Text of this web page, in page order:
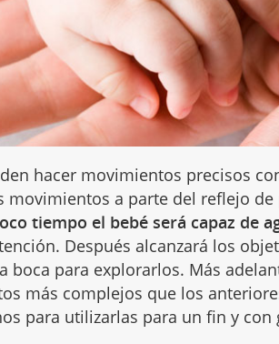
hacer movimientos precisos
movimientos a parte del reflejo
tiempo el bebé será capaz de
Después alcanzará los
boca para explorarlos. Más
más complejos que los
para utilizarlas para un fin y con